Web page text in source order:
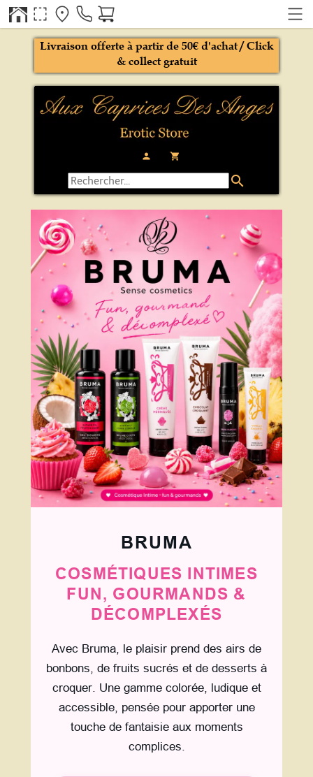
person local_grocery_store
Livraison offerte à partir de 50€ d'achat / Click
& collect gratuit
search
BRUMA
COSMÉTIQUES INTIMES
FUN, GOURMANDS &
DÉCOMPLEXÉS
Avec Bruma, le plaisir prend des airs de
bonbons, de fruits sucrés et de desserts à
croquer. Une gamme colorée, ludique et
accessible, pensée pour apporter une
touche de fantaisie aux moments
complices.